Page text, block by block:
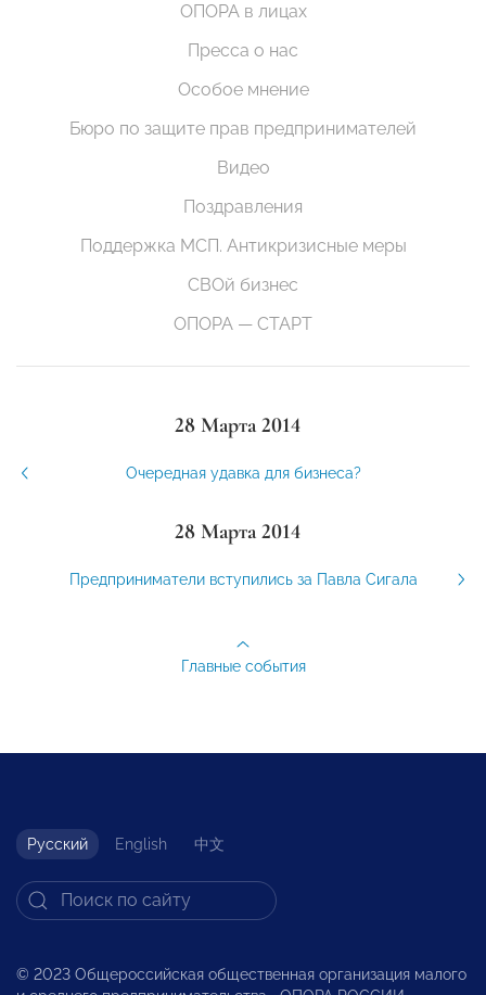
ОПОРА в лицах
Пресса о нас
Особое мнение
Бюро по защите прав предпринимателей
Видео
Поздравления
Поддержка МСП. Антикризисные меры
СВОй бизнес
ОПОРА — СТАРТ
28 Марта 2014
Очередная удавка для бизнеса?
28 Марта 2014
Предприниматели вступились за Павла Сигала
Главные события
Русский English 中文
© 2023 Общероссийская общественная организация малого